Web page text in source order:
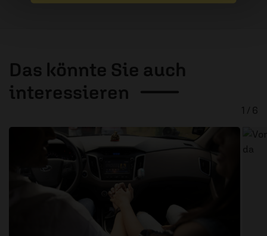
Das könnte Sie auch
interessieren
1 / 6